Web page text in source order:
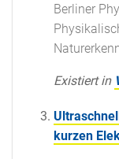
Berliner
Existiert in
kurzen